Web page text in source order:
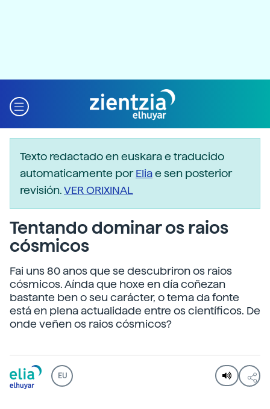
Texto redactado en euskara e traducido
automaticamente porEliae sen posterior
revisión.VER ORIXINAL
Tentando dominar os raios
cósmicos
Fai uns 80 anos que se descubriron os raios
cósmicos. Aínda que hoxe en día coñezan
bastante ben o seu carácter, o tema da fonte
está en plena actualidade entre os científicos. De
onde veñen os raios cósmicos?
EU